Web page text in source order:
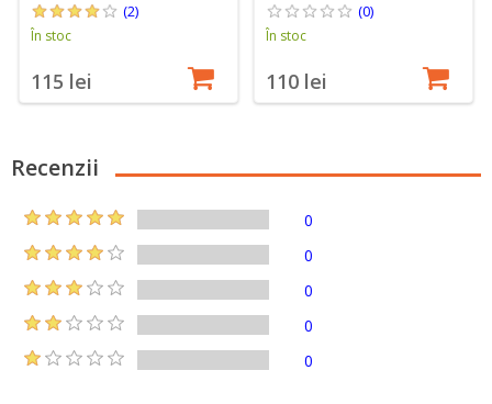
(2)
În stoc
115 lei
(0)
În stoc
110 lei
Recenzii
0
0
0
0
0